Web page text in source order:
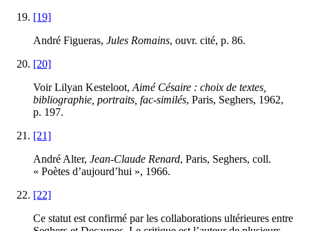
[19]
André Figueras, Jules Romains, ouvr. cité, p. 86.
[20]
Voir Lilyan Kesteloot, Aimé Césaire : choix de textes,
bibliographie, portraits, fac-similés, Paris, Seghers, 1962,
p. 197.
[21]
André Alter, Jean-Claude Renard, Paris, Seghers, coll.
« Poètes d’aujourd’hui », 1966.
[22]
Ce statut est confirmé par les collaborations ultérieures entre